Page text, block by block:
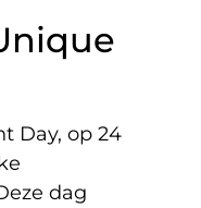
Day, op 24
dag